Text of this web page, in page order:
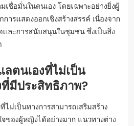
เชื่อมั่นในตนเอง โดยเฉพาะอย่างยิ่งผู้
ารแสดงออกเชิงสร้างสรรค์ เนื่องจาก
และการสนับสนุนในชุมชน ซึ่งเป็นสิ่ง
ตนเองที่ไม่เป็น
มีประสิทธิภาพ?
ไม่เป็นทางการสามารถเสริมสร้าง
ของผู้หญิงได้อย่างมาก แนวทางต่าง